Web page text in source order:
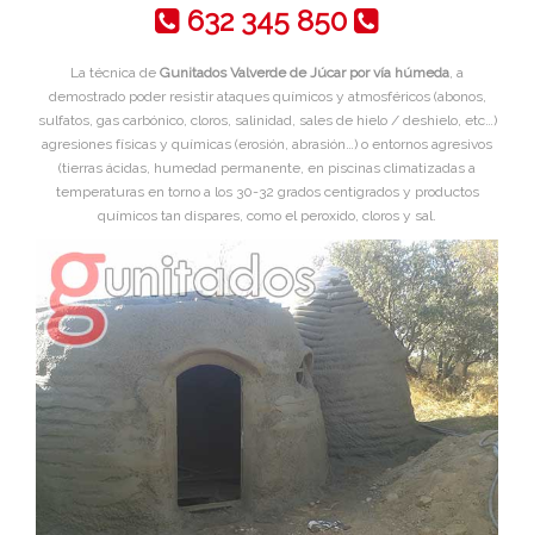
632 345 850
La técnica de Gunitados Valverde de Júcar por vía húmeda, a
demostrado poder resistir ataques químicos y atmosféricos (abonos,
sulfatos, gas carbónico, cloros, salinidad, sales de hielo / deshielo, etc…)
agresiones físicas y químicas (erosión, abrasión…) o entornos agresivos
(tierras ácidas, humedad permanente, en piscinas climatizadas a
temperaturas en torno a los 30-32 grados centigrados y productos
químicos tan dispares, como el peroxido, cloros y sal.